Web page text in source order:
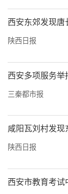
西安东郊发现
陕西日报
西安多项服务举
三秦都市报
咸阳瓦刘村发
陕西日报
西安市教育考